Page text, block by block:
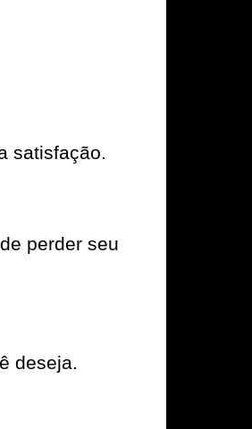
satisfação.
perder seu
deseja.